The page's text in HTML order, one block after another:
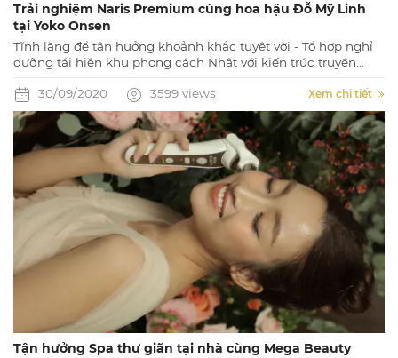
Trải nghiệm Naris Premium cùng hoa hậu Đỗ Mỹ Linh
tại Yoko Onsen
Tĩnh lặng để tận hưởng khoảnh khắc tuyệt vời - Tổ hợp nghỉ
dưỡng tái hiện khu phong cách Nhật với kiến trúc truyền
30/09/2020
3599 views Xem chi tiết
Tận hưởng Spa thư giãn tại nhà cùng Mega Beauty